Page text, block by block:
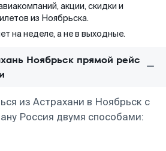
акции, скидки и
из Ноябрьска.
на неделе, а не в выходные.
Ноябрьск прямой рейс
из Астрахани в Ноябрьск с
Россия двумя способами: